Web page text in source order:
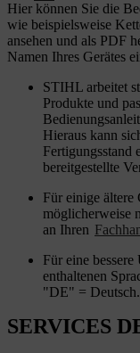
Hier können Sie die
wie beispielsweise
ansehen und als PDF
Namen Ihres Gerätes
STIHL arbeitet
Produkte und
Hieraus kann
Fertigungsstand
bereitgestellte
Für einige ältere
möglicherweise
an Ihren
Für eine
enthaltenen
"DE" = Deutsch.
SERVICES